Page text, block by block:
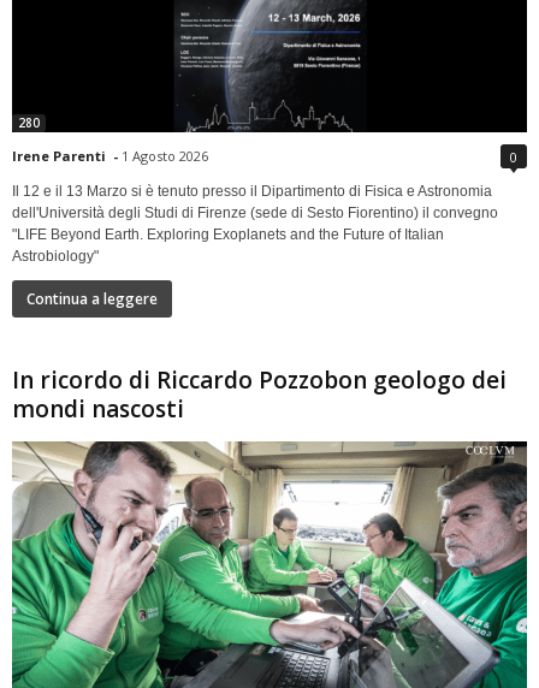
280
Irene Parenti - 1 Agosto 2026 0
Il 12 e il 13 Marzo si è tenuto presso il Dipartimento di Fisica e Astronomia
dell'Università degli Studi di Firenze (sede di Sesto Fiorentino) il convegno
"LIFE Beyond Earth. Exploring Exoplanets and the Future of Italian
Astrobiology"
Continua a leggere
In ricordo di Riccardo Pozzobon geologo dei
mondi nascosti